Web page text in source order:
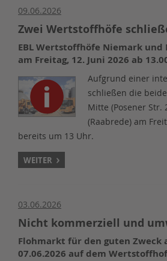
09.06.2026
Zwei Wertstoffhöfe
EBL Wertstoffhöfe Niemark
am Freitag, 12. Juni 2026 ab
Aufgrund einer
schließen die
Mitte (Posener Str.
(Raabrede) am
bereits um 13 Uhr.
WEITER
03.06.2026
Nicht kommerziell und
Flohmarkt für den guten Zweck
07.06.2026 auf dem